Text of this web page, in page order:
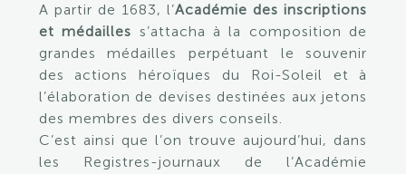
A partir de 1683, l’Académie des inscriptions
et médailles s’attacha à la composition de
grandes médailles perpétuant le souvenir
des actions héroïques du Roi-Soleil et à
l’élaboration de devises destinées aux jetons
des membres des divers conseils.
C’est ainsi que l’on trouve aujourd’hui, dans
les Registres-journaux de l’Académie